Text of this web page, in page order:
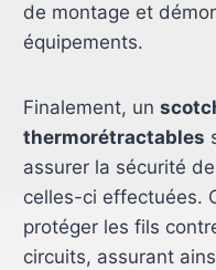
de montage et
équipements.
Finalement, un
thermorétractables
assurer la sécurité
celles-ci effectuées.
protéger les fils
circuits, assurant